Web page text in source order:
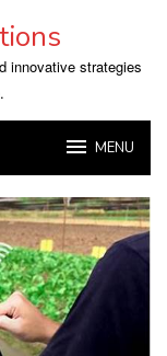
innovative strategies
MENU